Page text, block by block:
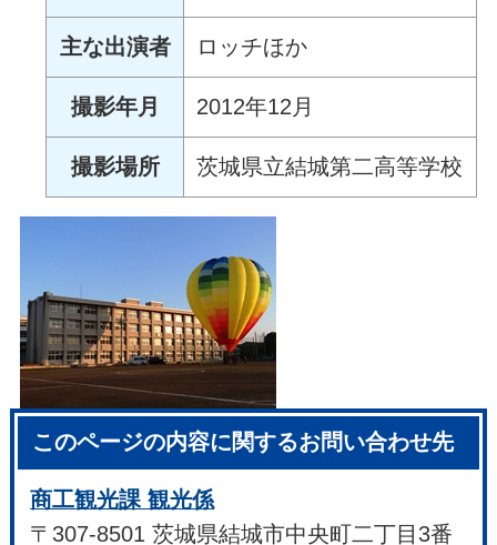
主な出演者 ロッチほか
撮影年月 2012年12月
撮影場所 茨城県立結城第二高等学校
このページの内容に関するお問い合わせ先
商工観光課 観光係
〒307-8501 茨城県結城市中央町二丁目3番